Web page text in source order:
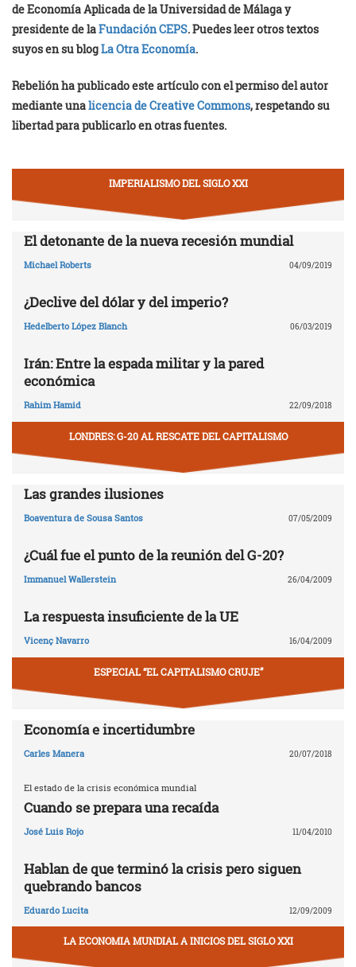
de Economía Aplicada de la Universidad de Málaga y
presidente de laFundación CEPS. Puedes leer otros textos
suyos en su blogLa Otra Economía.
Rebelión ha publicado este artículo con el permiso del autor
mediante unalicencia de Creative Commons, respetando su
libertad para publicarlo en otras fuentes.
IMPERIALISMO DEL SIGLO XXI
El detonante de la nueva recesión mundial
Michael Roberts 04/09/2019
¿Declive del dólar y del imperio?
Hedelberto López Blanch 06/03/2019
Irán: Entre la espada militar y la pared
económica
Rahim Hamid 22/09/2018
LONDRES: G-20 AL RESCATE DEL CAPITALISMO
Las grandes ilusiones
Boaventura de Sousa Santos 07/05/2009
¿Cuál fue el punto de la reunión del G-20?
Immanuel Wallerstein 26/04/2009
La respuesta insuficiente de la UE
Vicenç Navarro 16/04/2009
ESPECIAL “EL CAPITALISMO CRUJE”
Economía e incertidumbre
Carles Manera 20/07/2018
El estado de la crisis económica mundial
Cuando se prepara una recaída
José Luis Rojo 11/04/2010
Hablan de que terminó la crisis pero siguen
quebrando bancos
Eduardo Lucita 12/09/2009
LA ECONOMIA MUNDIAL A INICIOS DEL SIGLO XXI